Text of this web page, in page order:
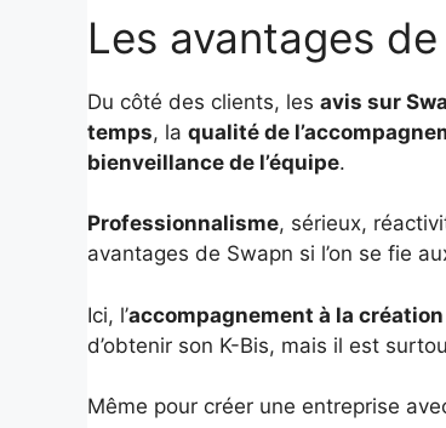
Les avantages
Du côté des clients, les avis sur
temps, la qualité de
bienveillance de l’équipe.
Professionnalisme, sérieux,
avantages de Swapn si l’on se fie
Ici, l’accompagnement à la
d’obtenir son K-Bis, mais il est
Même pour créer une entreprise